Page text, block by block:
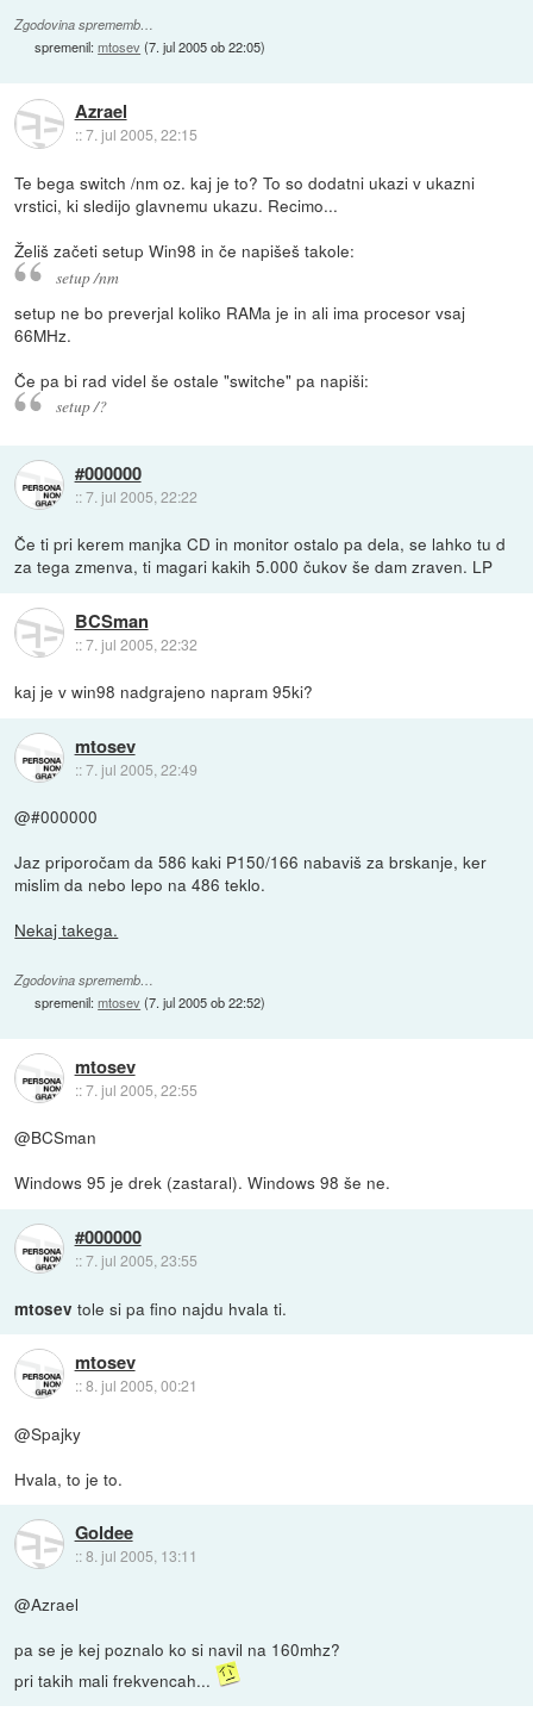
Zgodovina sprememb…
spremenil:mtosev(7. jul 2005 ob 22:05)
Azrael
::7. jul 2005, 22:15
Te bega switch /nm oz. kaj je to? To so dodatni ukazi v ukazni
vrstici, ki sledijo glavnemu ukazu. Recimo...
Želiš začeti setup Win98 in če napišeš takole:
setup /nm
setup ne bo preverjal koliko RAMa je in ali ima procesor vsaj
66MHz.
Če pa bi rad videl še ostale "switche" pa napiši:
setup /?
#000000
::7. jul 2005, 22:22
Če ti pri kerem manjka CD in monitor ostalo pa dela, se lahko tu d
za tega zmenva, ti magari kakih 5.000 čukov še dam zraven. LP
BCSman
::7. jul 2005, 22:32
kaj je v win98 nadgrajeno napram 95ki?
mtosev
::7. jul 2005, 22:49
@#000000
Jaz priporočam da 586 kaki P150/166 nabaviš za brskanje, ker
mislim da nebo lepo na 486 teklo.
Nekaj takega.
Zgodovina sprememb…
spremenil:mtosev(7. jul 2005 ob 22:52)
mtosev
::7. jul 2005, 22:55
@BCSman
Windows 95 je drek (zastaral). Windows 98 še ne.
#000000
::7. jul 2005, 23:55
mtosev tole si pa fino najdu hvala ti.
mtosev
::8. jul 2005, 00:21
@Spajky
Hvala, to je to.
Goldee
::8. jul 2005, 13:11
@Azrael
pa se je kej poznalo ko si navil na 160mhz?
pri takih mali frekvencah...